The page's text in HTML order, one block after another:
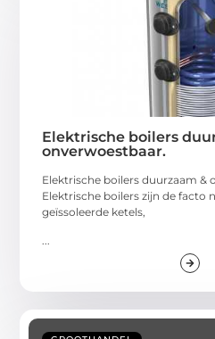
Elektrische boilers
onverwoestbaar.
Elektrische boilers duurzaam &
Elektrische boilers zijn de facto
geïssoleerde ketels,
...